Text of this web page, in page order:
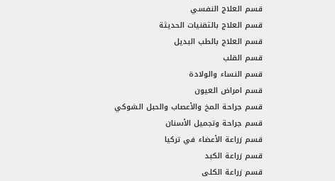
قسم العلاج النفسي
قسم العلاج بالتقنيات الحديثة
قسم العلاج بالطب البديل
قسم القلب
قسم النساء والولادة
قسم امراض العيون
قسم جراحة المخ والأعصاب والحبل الشوكي
قسم جراحة وتجميل الأسنان
قسم زراعة الأعضاء في تركيا
قسم زراعة الكبد
قسم زراعة الكلى